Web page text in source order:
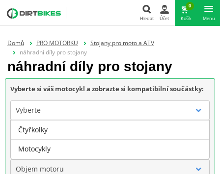
Hledat Účet
0
Košík Menu
Domů PRO MOTORKU
Stojany pro moto a ATV
náhradní díly pro stojany
náhradní díly pro stojany
Vyberte si váš motocykl a zobrazte si kompatibilní součástky:
Vyberte
Značka
Objem motoru
Čtyřkolky
Motocykly